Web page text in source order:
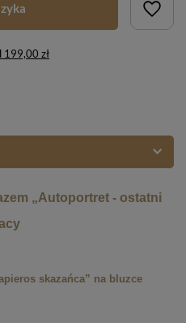
199,00 zł
„Autoportret - ostatni
skazańca” na bluzce